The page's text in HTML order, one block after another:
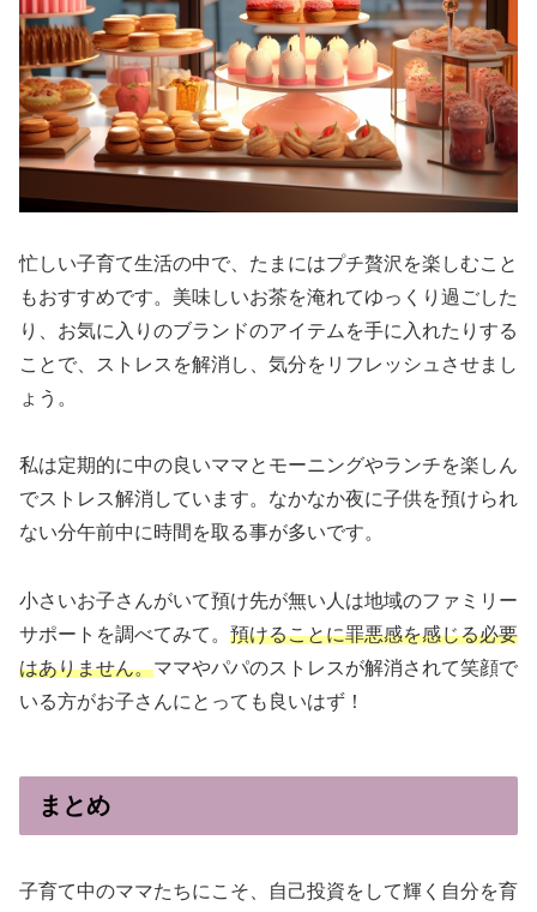
忙しい子育て生活の中で、たまにはプチ贅沢を楽しむこと
もおすすめです。美味しいお茶を淹れてゆっくり過ごした
り、お気に入りのブランドのアイテムを手に入れたりする
ことで、ストレスを解消し、気分をリフレッシュさせまし
ょう。
私は定期的に中の良いママとモーニングやランチを楽しん
でストレス解消しています。なかなか夜に子供を預けられ
ない分午前中に時間を取る事が多いです。
小さいお子さんがいて預け先が無い人は地域のファミリー
サポートを調べてみて。 預けることに罪悪感を感じる必要
はありません。ママやパパのストレスが解消されて笑顔で
いる方がお子さんにとっても良いはず！
まとめ
子育て中のママたちにこそ、自己投資をして輝く自分を育